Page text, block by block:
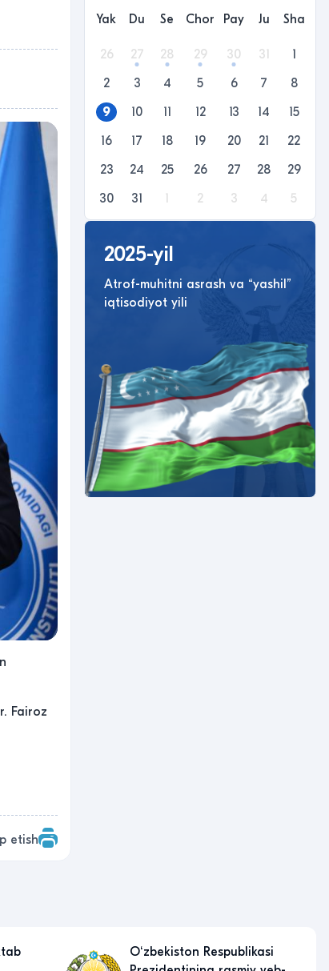
Fairoz
etish
Yak Du Se Chor Pay Ju Sha
26 27 28 29 30 31
1
2
3 4 5 6 7
8
9
10 11 12 13 14
15
16
17 18 19 20 21
22
23
24 25 26 27 28
29
30
31 2 3 4 5
2025-yil
Atrof-muhitni asrash va “yashil”
iqtisodiyot yili
Oʻzbekiston Respublikasi